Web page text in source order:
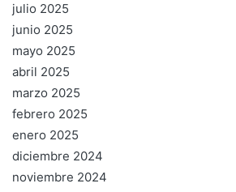
julio 2025
junio 2025
mayo 2025
abril 2025
marzo 2025
febrero 2025
enero 2025
diciembre 2024
noviembre 2024